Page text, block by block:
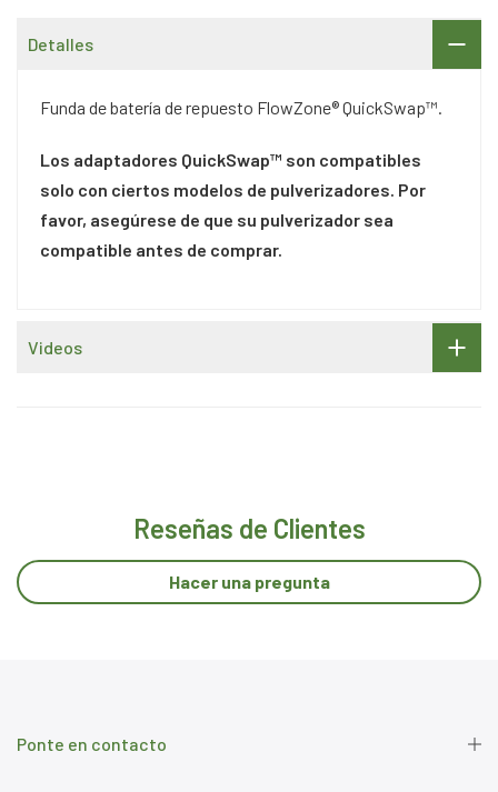
Detalles
Funda de batería de repuesto FlowZone® QuickSwap™.
Los adaptadores QuickSwap™ son compatibles
solo con ciertos modelos de pulverizadores. Por
favor, asegúrese de que su pulverizador sea
compatible antes de comprar.
Videos
Reseñas de Clientes
Hacer una pregunta
Ponte en contacto